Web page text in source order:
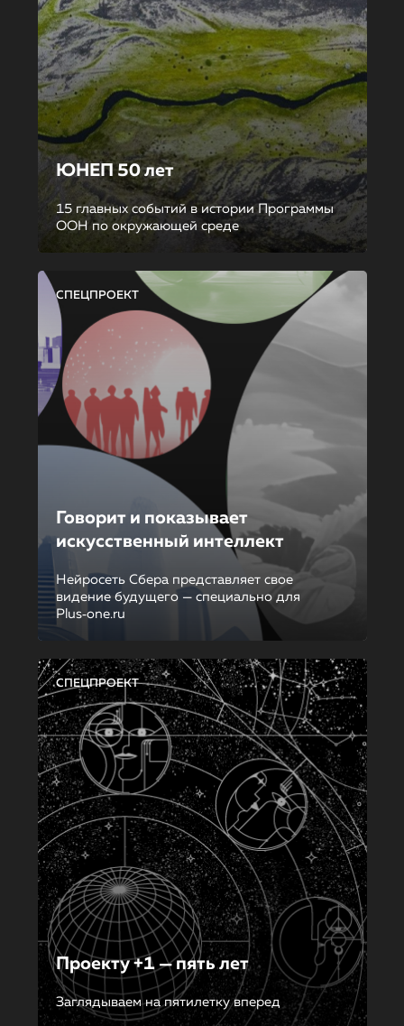
ЮНЕП 50 лет
15 главных событий в истории Программы
ООН по окружающей среде
СПЕЦПРОЕКТ
Говорит и показывает
искусственный интеллект
Нейросеть Сбера представляет свое
видение будущего — специально для
Plus‑one.ru
СПЕЦПРОЕКТ
Проекту +1 — пять лет
Заглядываем на пятилетку вперед